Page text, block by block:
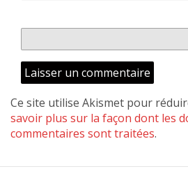
Ce site utilise Akismet pour
savoir plus sur la façon dont les
commentaires sont traitées.